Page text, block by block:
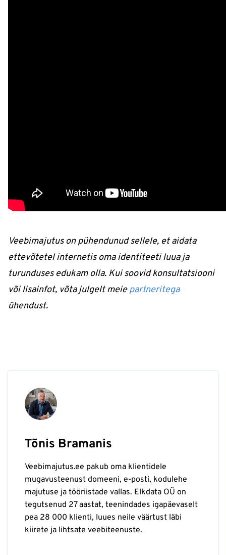
Veebimajutus on pühendunud sellele, et aidata
ettevõtetel internetis oma identiteeti luua ja
turunduses edukam olla. Kui soovid konsultatsiooni
või lisainfot, võta julgelt meiepartneritega
ühendust.
Tõnis Bramanis
Veebimajutus.ee pakub oma klientidele
mugavusteenust domeeni, e-posti, kodulehe
majutuse ja tööriistade vallas. Elkdata OÜ on
tegutsenud 27 aastat, teenindades igapäevaselt
pea 28 000 klienti, luues neile väärtust läbi
kiirete ja lihtsate veebiteenuste.